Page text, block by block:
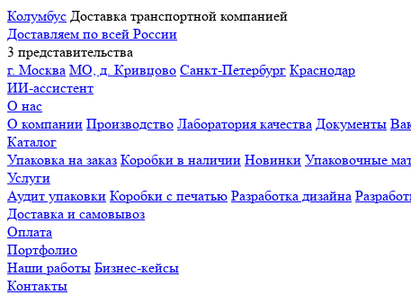
Колумбус Доставка транспортной компанией
Доставляем по всей России
3 представительства
г. Москва МО, д. Кривцово Санкт-Петербург Краснодар
ИИ-ассистент
О нас
О компании Производство Лаборатория качества Документы
Каталог
Упаковка на заказ Коробки в наличии Новинки Упаковочные
Услуги
Аудит упаковки Коробки с печатью Разработка дизайна
Доставка и самовывоз
Оплата
Портфолио
Наши работы Бизнес-кейсы
Контакты